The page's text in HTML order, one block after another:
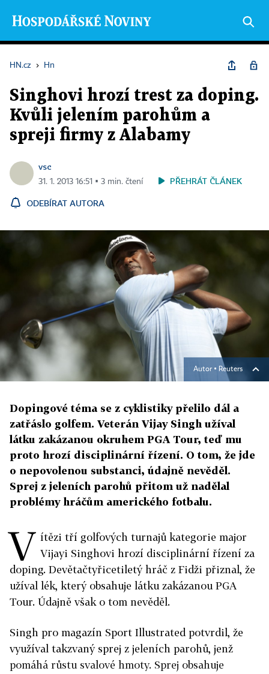
HN.cz › Hn
Singhovi hrozí trest za doping.
Kvůli jelením parohům a
spreji firmy z Alabamy
vsc
31. 1. 2013 16:51 ▪ 3 min. čtení PŘEHRÁT ČLÁNEK
ODEBÍRAT AUTORA
Autor ▪ Reuters
Dopingové téma se z cyklistiky přelilo dál a
zatřáslo golfem. Veterán Vijay Singh užíval
látku zakázanou okruhem PGA Tour, teď mu
proto hrozí disciplinární řízení. O tom, že jde
o nepovolenou substanci, údajně nevěděl.
Sprej z jeleních parohů přitom už nadělal
problémy hráčům amerického fotbalu.
V ítězi tří golfových turnajů kategorie major
Vijayi Singhovi hrozí disciplinární řízení za
doping. Devětačtyřicetiletý hráč z Fidži přiznal, že
užíval lék, který obsahuje látku zakázanou PGA
Tour. Údajně však o tom nevěděl.
Singh pro magazín Sport Illustrated potvrdil, že
využíval takzvaný sprej z jeleních parohů, jenž
pomáhá růstu svalové hmoty. Sprej obsahuje